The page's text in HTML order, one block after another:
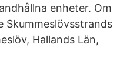
enheter. Om
Skummeslövsstrands
Hallands Län,